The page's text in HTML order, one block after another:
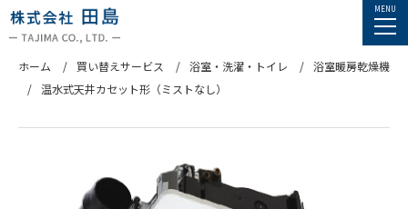
ホーム 買い替えサービス 浴室・洗濯・トイレ
浴室暖房乾燥機
温水式天井カセット形（ミストなし）